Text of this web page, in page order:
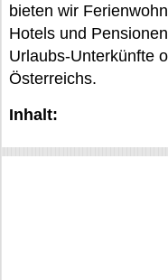
bieten wir
Hotels und
Urlaubs-Unterkünfte
Österreichs.
Inhalt: